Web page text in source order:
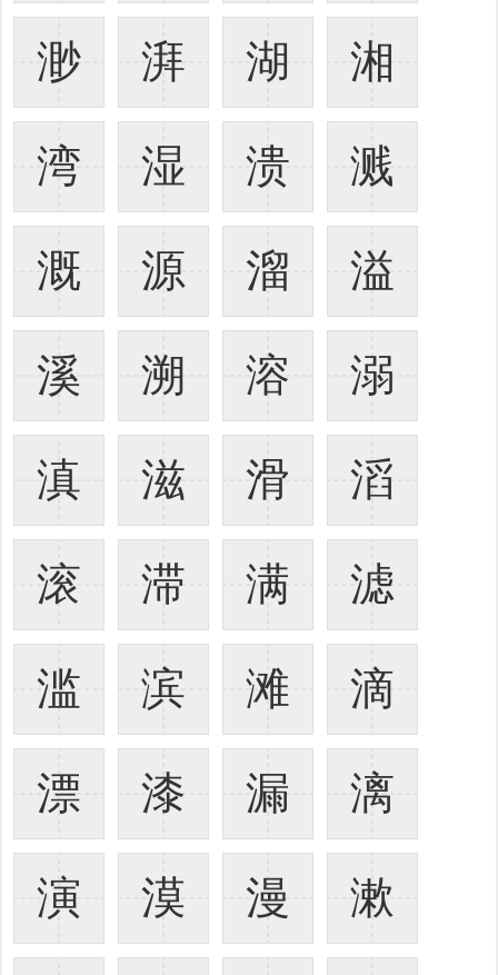
渺 湃 湖 湘
湾 湿 溃 溅
溉 源 溜 溢
溪 溯 溶 溺
滇 滋 滑 滔
滚 滞 满 滤
滥 滨 滩 滴
漂 漆 漏 漓
演 漠 漫 漱